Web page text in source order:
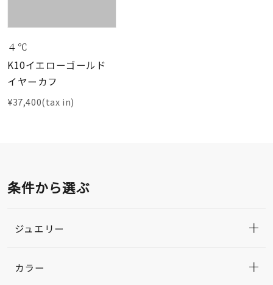
４℃
K10イエローゴールド
イヤーカフ
¥37,400(tax in)
条件から選ぶ
ジュエリー
カラー